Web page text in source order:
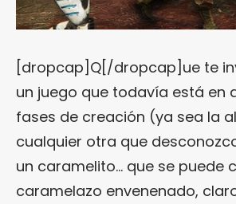
[dropcap]Q[/dropcap]ue te
un juego que todavía está en
fases de creación (ya sea la
cualquier otra que
un caramelito… que se puede
caramelazo envenenado,